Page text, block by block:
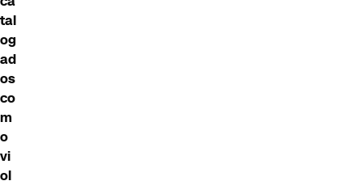
tal
og
ad
os
co
m
o
vi
ol